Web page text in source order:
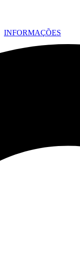
INFORMAÇÕES